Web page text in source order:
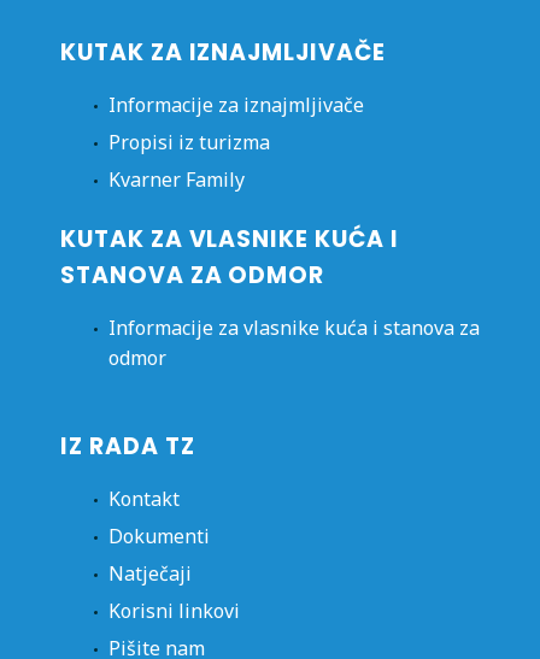
KUTAK ZA IZNAJMLJIVAČE
Informacije za iznajmljivače
Propisi iz turizma
Kvarner Family
KUTAK ZA VLASNIKE KUĆA I
STANOVA ZA ODMOR
Informacije za vlasnike kuća i stanova za
odmor
IZ RADA TZ
Kontakt
Dokumenti
Natječaji
Korisni linkovi
Pišite nam